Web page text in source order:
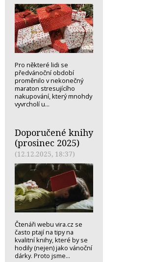
Pro některé lidi se
předvánoční období
proměnilo v nekonečný
maraton stresujícího
nakupování, který mnohdy
vyvrcholí u...
Doporučené knihy
(prosinec 2025)
(12.12.2025, 18:37)
Čtenáři webu vira.cz se
často ptají na tipy na
kvalitní knihy, které by se
hodily (nejen) jako vánoční
dárky. Proto jsme...